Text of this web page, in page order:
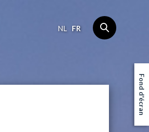
NL FR
Fond d'écran